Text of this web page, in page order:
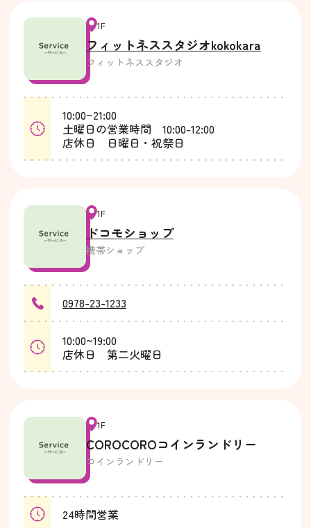
1F
フィットネススタジオkokokara
フィットネススタジオ
10:00~21:00
土曜日の営業時間 10:00-12:00
店休日 日曜日・祝祭日
1F
ドコモショップ
携帯ショップ
0978-23-1233
10:00~19:00
店休日 第二火曜日
1F
COROCOROコインランドリー
コインランドリー
24時間営業